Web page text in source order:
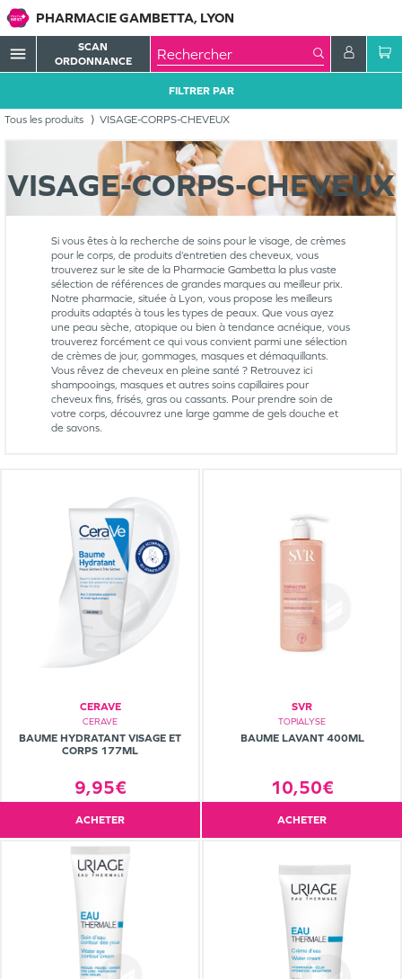
PHARMACIE GAMBETTA, LYON
menu
SCAN
ORDONNANCE
Tous les produits VISAGE-CORPS-CHEVEUX
FILTRER PAR
VISAGE-CORPS-CHEVEUX
Si vous êtes à la recherche de soins pour le visage, de crèmes
pour le corps, de produits d’entretien des cheveux, vous
trouverez sur le site de la Pharmacie Gambetta la plus vaste
sélection de références de grandes marques au meilleur prix.
Notre pharmacie, située à Lyon, vous propose les meilleurs
produits adaptés à tous les types de peaux. Que vous ayez
une peau sèche, atopique ou bien à tendance acnéique, vous
trouverez forcément ce qui vous convient parmi une sélection
de crèmes de jour, gommages, masques et démaquillants.
Vous rêvez de cheveux en pleine santé ? Retrouvez ici
shampooings, masques et autres soins capillaires pour
cheveux fins, frisés, gras ou cassants. Pour prendre soin de
votre corps, découvrez une large gamme de gels douche et
de savons.
CERAVE
CERAVE
BAUME HYDRATANT VISAGE ET
CORPS 177ML
9,95€
ACHETER
SVR
TOPIALYSE
BAUME LAVANT 400ML
10,50€
ACHETER